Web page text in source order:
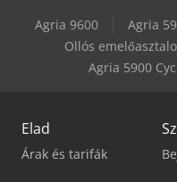
Agria 9600 Agria
Ollós
Agria 5900
Elad
Árak és tarifák